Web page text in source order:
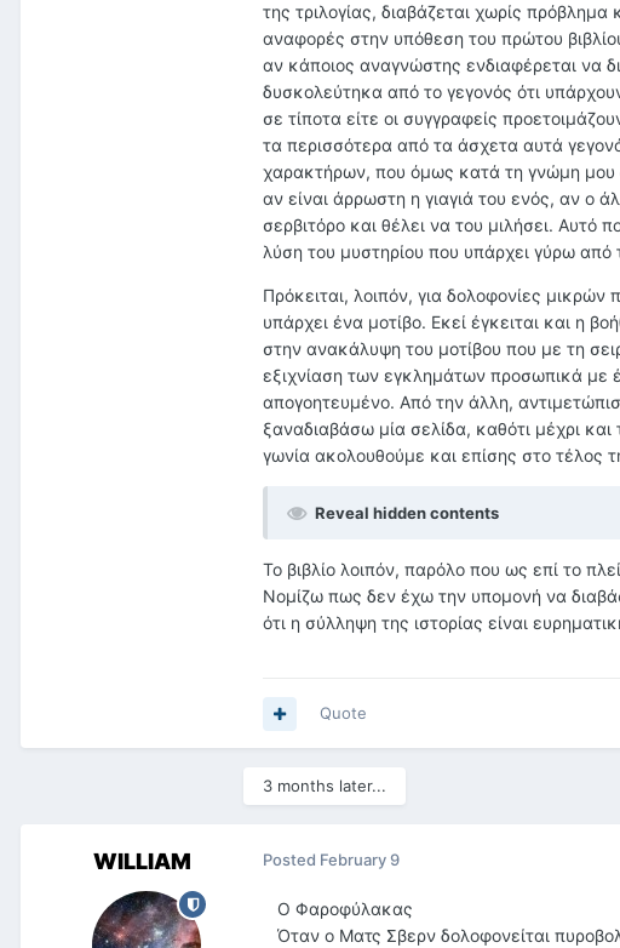
της τριλογίας, διαβάζεται χωρίς
αναφορές στην υπόθεση του πρώτου
αν κάποιος αναγνώστης ενδιαφέρεται να
δυσκολεύτηκα από το γεγονός ότι
σε τίποτα είτε οι συγγραφείς
τα περισσότερα από τα άσχετα αυτά
χαρακτήρων, που όμως κατά τη γνώμη μου
αν είναι άρρωστη η γιαγιά του ενός, αν ο
σερβιτόρο και θέλει να του μιλήσει. Αυτό
λύση του μυστηρίου που υπάρχει γύρω από
Πρόκειται, λοιπόν, για δολοφονίες
υπάρχει ένα μοτίβο. Εκεί έγκειται και η
στην ανακάλυψη του μοτίβου που με τη
εξιχνίαση των εγκλημάτων προσωπικά με
απογοητευμένο. Από την άλλη,
ξαναδιαβάσω μία σελίδα, καθότι μέχρι
γωνία ακολουθούμε και επίσης στο τέλος
Reveal hidden contents
Το βιβλίο λοιπόν, παρόλο που ως επί το
Νομίζω πως δεν έχω την υπομονή να
ότι η σύλληψη της ιστορίας είναι
Quote
3 months later...
WILLIAM Posted February 9
Ο Φαροφύλακας
Όταν ο Ματς Σβερν δολοφονείται